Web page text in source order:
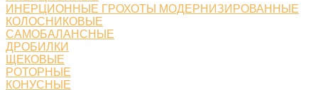
ИНЕРЦИОННЫЕ ГРОХОТЫ МОДЕРНИЗИРОВАННЫЕ
КОЛОСНИКОВЫЕ
САМОБАЛАНСНЫЕ
ДРОБИЛКИ
ЩЕКОВЫЕ
РОТОРНЫЕ
КОНУСНЫЕ